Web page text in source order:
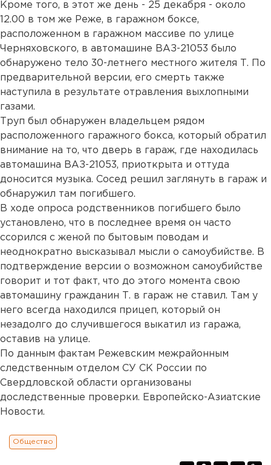
Кроме того, в этот же день - 25 декабря - около
12.00 в том же Реже, в гаражном боксе,
расположенном в гаражном массиве по улице
Черняховского, в автомашине ВАЗ-21053 было
обнаружено тело 30-летнего местного жителя Т. По
предварительной версии, его смерть также
наступила в результате отравления выхлопными
газами.
Труп был обнаружен владельцем рядом
расположенного гаражного бокса, который обратил
внимание на то, что дверь в гараж, где находилась
автомашина ВАЗ-21053, приоткрыта и оттуда
доносится музыка. Сосед решил заглянуть в гараж и
обнаружил там погибшего.
В ходе опроса родственников погибшего было
установлено, что в последнее время он часто
ссорился с женой по бытовым поводам и
неоднократно высказывал мысли о самоубийстве. В
подтверждение версии о возможном самоубийстве
говорит и тот факт, что до этого момента свою
автомашину гражданин Т. в гараж не ставил. Там у
него всегда находился прицеп, который он
незадолго до случившегося выкатил из гаража,
оставив на улице.
По данным фактам Режевским межрайонным
следственным отделом СУ СК России по
Свердловской области организованы
доследственные проверки. Европейско-Азиатские
Новости.
Общество